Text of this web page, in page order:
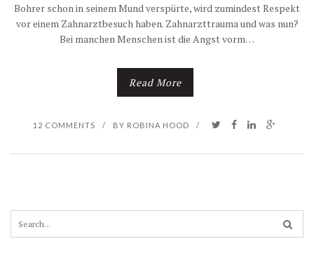
Bohrer schon in seinem Mund verspürte, wird zumindest Respekt
vor einem Zahnarztbesuch haben. Zahnarzttrauma und was nun?
Bei manchen Menschen ist die Angst vorm…
Read More
12 COMMENTS / BY ROBINA HOOD /